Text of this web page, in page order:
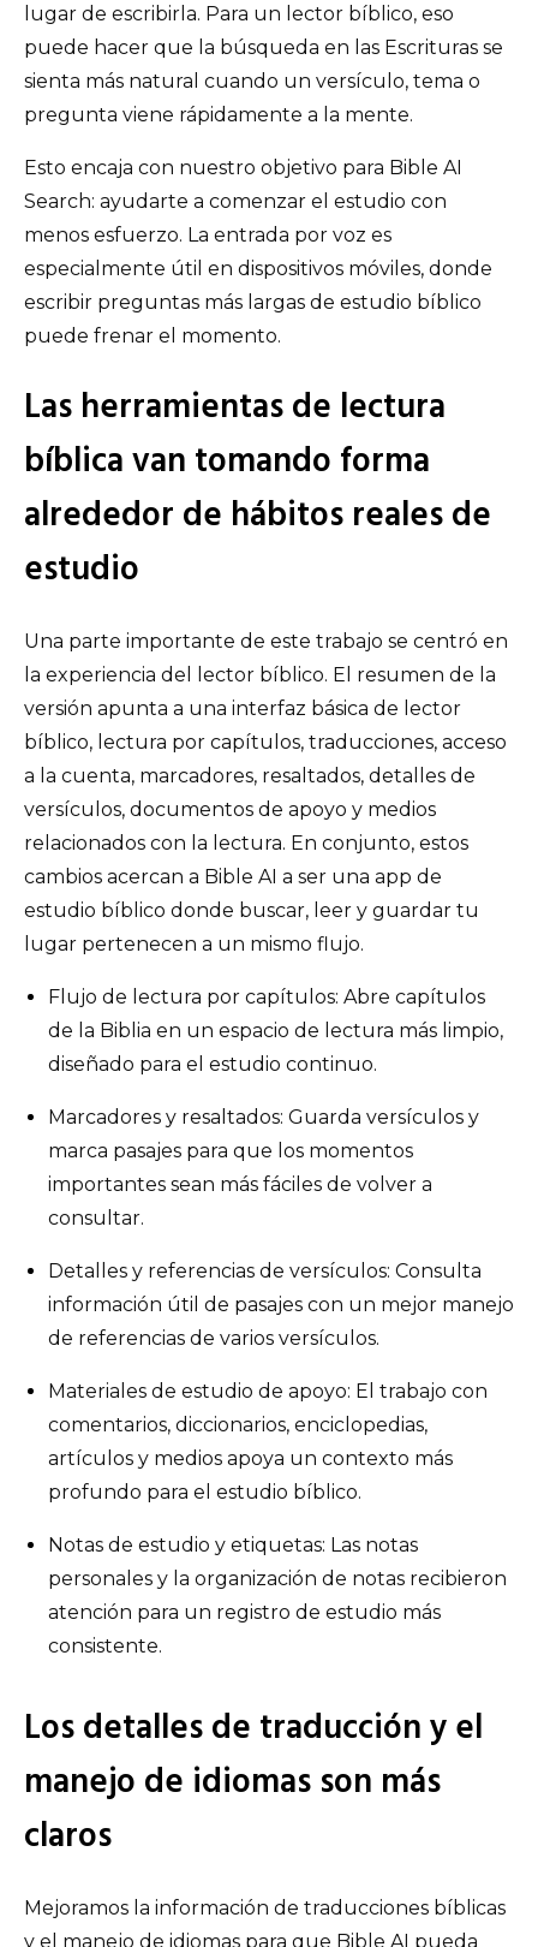
lugar de escribirla. Para un lector bíblico, eso
puede hacer que la búsqueda en las Escrituras se
sienta más natural cuando un versículo, tema o
pregunta viene rápidamente a la mente.
Esto encaja con nuestro objetivo para Bible AI
Search: ayudarte a comenzar el estudio con
menos esfuerzo. La entrada por voz es
especialmente útil en dispositivos móviles, donde
escribir preguntas más largas de estudio bíblico
puede frenar el momento.
Las herramientas de lectura
bíblica van tomando forma
alrededor de hábitos reales de
estudio
Una parte importante de este trabajo se centró en
la experiencia del lector bíblico. El resumen de la
versión apunta a una interfaz básica de lector
bíblico, lectura por capítulos, traducciones, acceso
a la cuenta, marcadores, resaltados, detalles de
versículos, documentos de apoyo y medios
relacionados con la lectura. En conjunto, estos
cambios acercan a Bible AI a ser una app de
estudio bíblico donde buscar, leer y guardar tu
lugar pertenecen a un mismo flujo.
Flujo de lectura por capítulos: Abre capítulos
de la Biblia en un espacio de lectura más limpio,
diseñado para el estudio continuo.
Marcadores y resaltados: Guarda versículos y
marca pasajes para que los momentos
importantes sean más fáciles de volver a
consultar.
Detalles y referencias de versículos: Consulta
información útil de pasajes con un mejor manejo
de referencias de varios versículos.
Materiales de estudio de apoyo: El trabajo con
comentarios, diccionarios, enciclopedias,
artículos y medios apoya un contexto más
profundo para el estudio bíblico.
Notas de estudio y etiquetas: Las notas
personales y la organización de notas recibieron
atención para un registro de estudio más
consistente.
Los detalles de traducción y el
manejo de idiomas son más
claros
Mejoramos la información de traducciones bíblicas
y el manejo de idiomas para que Bible AI pueda